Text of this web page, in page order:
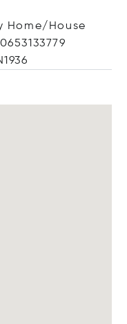
Home/House